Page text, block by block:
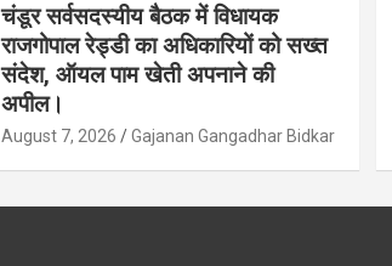
चंडूर सर्वसदस्यीय बैठक में विधायक
राजगोपाल रेड्डी का अधिकारियों को सख्त
संदेश, ऑयल पाम खेती अपनाने की
अपील।
August 7, 2026 Gajanan Gangadhar Bidkar